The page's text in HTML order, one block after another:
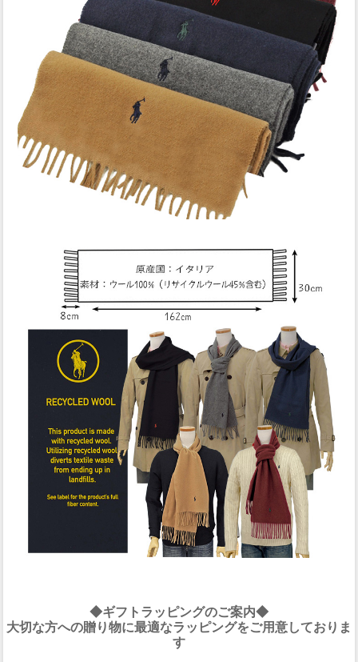
◆ギフトラッピングのご案内◆
大切な方への贈り物に最適なラッピングをご用意しておりま
す